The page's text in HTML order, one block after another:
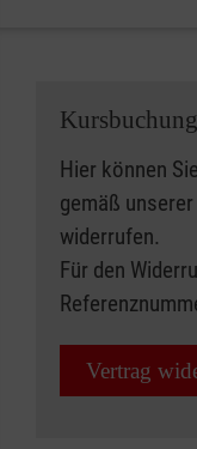
Hier können
gemäß unserer
widerrufen.
Für den
Vertrag